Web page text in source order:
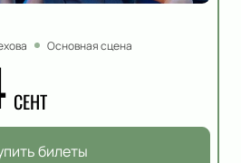
Основная сцена
СЕНТ
билеты